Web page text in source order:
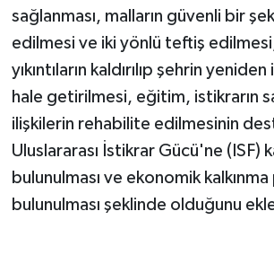
sağlanması, malların güvenli bir
edilmesi ve iki yönlü teftiş
yıkıntıların kaldırılıp şehrin yeniden
hale getirilmesi, eğitim, istikrarın
ilişkilerin rehabilite edilmesinin
Uluslararası İstikrar Gücü'ne (ISF)
bulunulması ve ekonomik kalkınma
bulunulması şeklinde olduğunu